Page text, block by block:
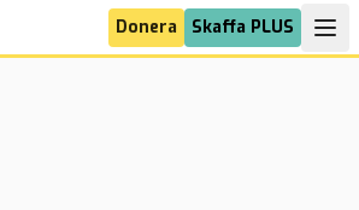
Donera Skaffa PLUS